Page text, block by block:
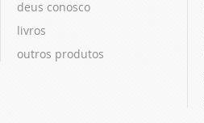
deus conosco
livros
outros produtos